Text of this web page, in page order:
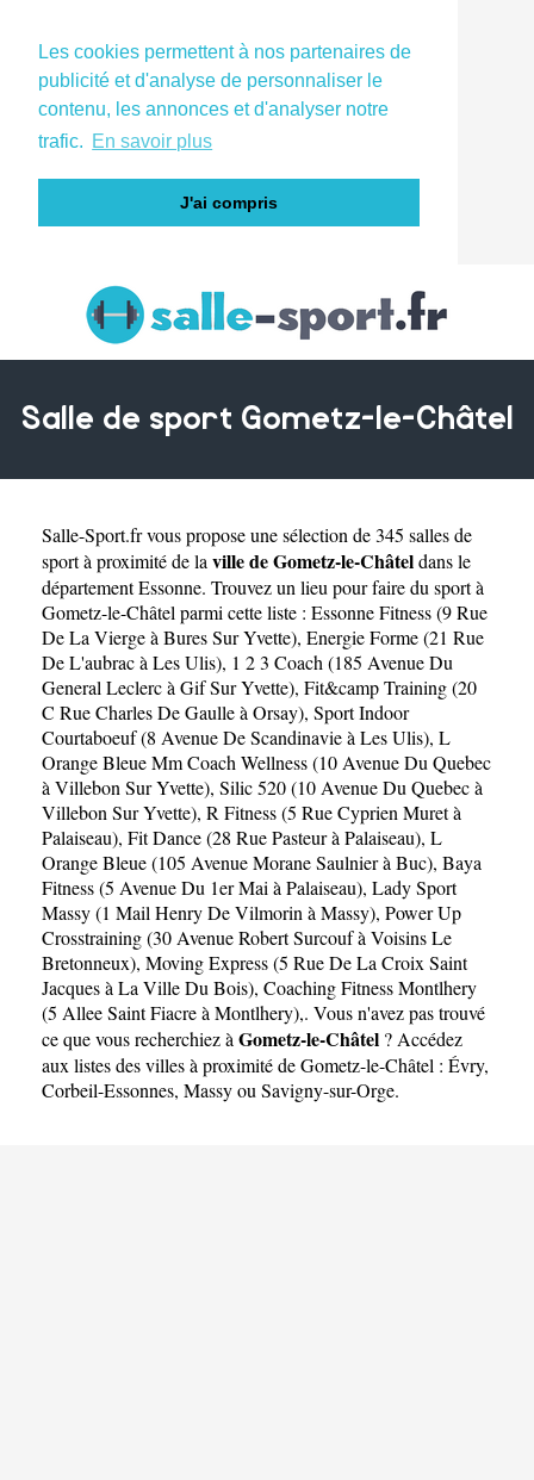
Les cookies permettent à nos partenaires de
publicité et d'analyse de personnaliser le
contenu, les annonces et d'analyser notre
trafic. En savoir plus
J'ai compris
Salle de sport Gometz-le-Châtel
Salle-Sport.frvous propose une sélection de 345 salles de
sport à proximité de la ville de Gometz-le-Châteldans le
départementEssonne. Trouvez un lieu pour faire du sport à
Gometz-le-Châtel parmi cette liste : Essonne Fitness (9 Rue
De La Vierge à Bures Sur Yvette), Energie Forme (21 Rue
De L'aubrac à Les Ulis), 1 2 3 Coach (185 Avenue Du
General Leclerc à Gif Sur Yvette), Fit&camp Training (20
C Rue Charles De Gaulle à Orsay), Sport Indoor
Courtaboeuf (8 Avenue De Scandinavie à Les Ulis), L
Orange Bleue Mm Coach Wellness (10 Avenue Du Quebec
à Villebon Sur Yvette), Silic 520 (10 Avenue Du Quebec à
Villebon Sur Yvette), R Fitness (5 Rue Cyprien Muret à
Palaiseau), Fit Dance (28 Rue Pasteur à Palaiseau), L
Orange Bleue (105 Avenue Morane Saulnier à Buc), Baya
Fitness (5 Avenue Du 1er Mai à Palaiseau), Lady Sport
Massy (1 Mail Henry De Vilmorin à Massy), Power Up
Crosstraining (30 Avenue Robert Surcouf à Voisins Le
Bretonneux), Moving Express (5 Rue De La Croix Saint
Jacques à La Ville Du Bois), Coaching Fitness Montlhery
(5 Allee Saint Fiacre à Montlhery),. Vous n'avez pas trouvé
ce que vous recherchiez à Gometz-le-Châtel ? Accédez
aux listes des villes à proximité de Gometz-le-Châtel : Évry,
Corbeil-Essonnes, Massyou Savigny-sur-Orge.